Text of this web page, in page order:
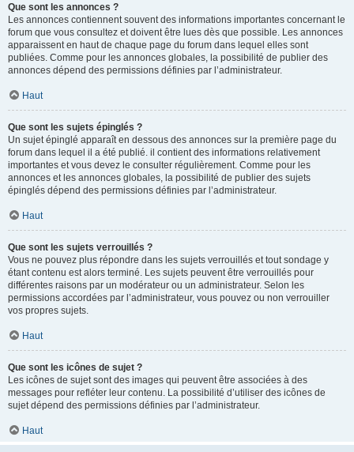
Que sont les annonces ?
Les annonces contiennent souvent des informations importantes concernant le
forum que vous consultez et doivent être lues dès que possible. Les annonces
apparaissent en haut de chaque page du forum dans lequel elles sont
publiées. Comme pour les annonces globales, la possibilité de publier des
annonces dépend des permissions définies par l’administrateur.
Haut
Que sont les sujets épinglés ?
Un sujet épinglé apparaît en dessous des annonces sur la première page du
forum dans lequel il a été publié. il contient des informations relativement
importantes et vous devez le consulter régulièrement. Comme pour les
annonces et les annonces globales, la possibilité de publier des sujets
épinglés dépend des permissions définies par l’administrateur.
Haut
Que sont les sujets verrouillés ?
Vous ne pouvez plus répondre dans les sujets verrouillés et tout sondage y
étant contenu est alors terminé. Les sujets peuvent être verrouillés pour
différentes raisons par un modérateur ou un administrateur. Selon les
permissions accordées par l’administrateur, vous pouvez ou non verrouiller
vos propres sujets.
Haut
Que sont les icônes de sujet ?
Les icônes de sujet sont des images qui peuvent être associées à des
messages pour refléter leur contenu. La possibilité d’utiliser des icônes de
sujet dépend des permissions définies par l’administrateur.
Haut